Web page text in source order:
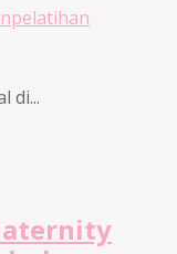
pelatihan
di...